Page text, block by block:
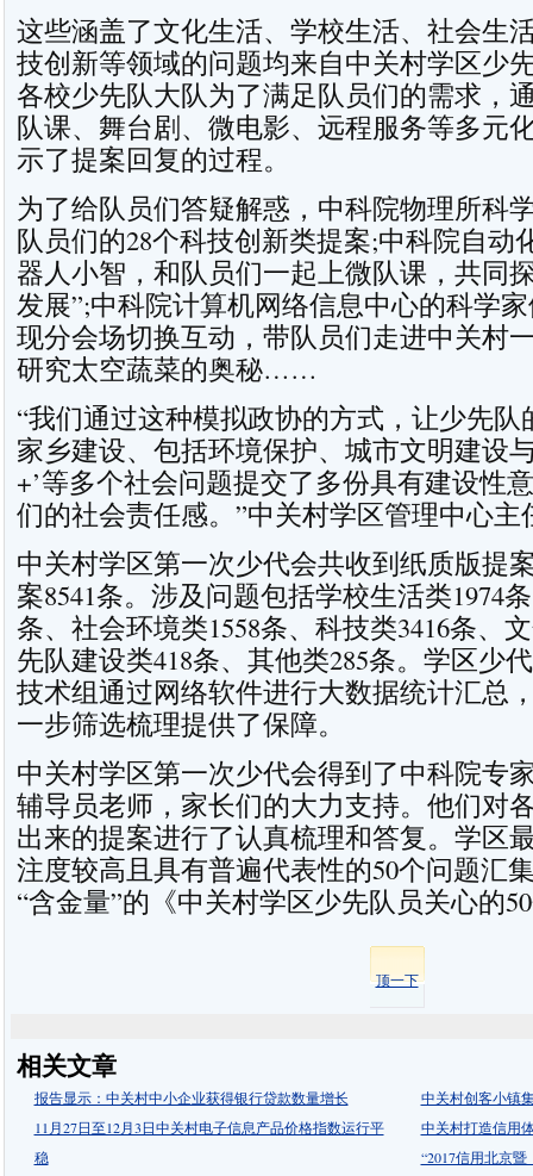
这些涵盖了文化生活、学校生活、社会生
技创新等领域的问题均来自中关村学区少
各校少先队大队为了满足队员们的需求，
队课、舞台剧、微电影、远程服务等多元
示了提案回复的过程。
为了给队员们答疑解惑，中科院物理所科
队员们的28个科技创新类提案;中科院自动
器人小智，和队员们一起上微队课，共同
发展”;中科院计算机网络信息中心的科学
现分会场切换互动，带队员们走进中关村
研究太空蔬菜的奥秘……
“我们通过这种模拟政协的方式，让少先队
家乡建设、包括环境保护、城市文明建设
+’等多个社会问题提交了多份具有建设性
们的社会责任感。”中关村学区管理中心主
中关村学区第一次少代会共收到纸质版提
案8541条。涉及问题包括学校生活类1974
条、社会环境类1558条、科技类3416条、
先队建设类418条、其他类285条。学区少
技术组通过网络软件进行大数据统计汇总
一步筛选梳理提供了保障。
中关村学区第一次少代会得到了中科院专
辅导员老师，家长们的大力支持。他们对
出来的提案进行了认真梳理和答复。学区
注度较高且具有普遍代表性的50个问题汇
“含金量”的《中关村学区少先队员关心的
顶一下
相关文章
报告显示：中关村中小企业获得银行贷款数量增长
中关村创客小镇
11月27日至12月3日中关村电子信息产品价格指数运行平
稳
中关村打造信用
“2017信用北京